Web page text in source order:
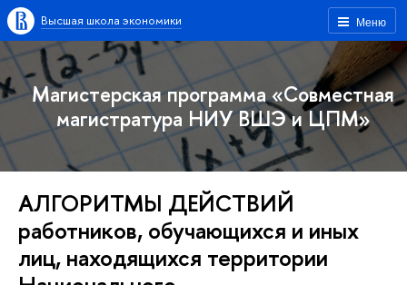
Меню
Высшая школа экономики
Магистерская программа «Совместная
магистратура НИУ ВШЭ и ЦПМ»
АЛГОРИТМЫ ДЕЙСТВИЙ
работников, обучающихся и иных
лиц, находящихся территории